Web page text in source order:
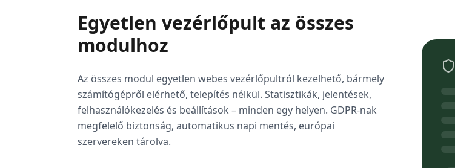
Egyetlen vezérlőpult az összes
modulhoz
Az összes modul egyetlen webes vezérlőpultról kezelhető, bármely
számítógépről elérhető, telepítés nélkül. Statisztikák, jelentések,
felhasználókezelés és beállítások – minden egy helyen. GDPR-nak
megfelelő biztonság, automatikus napi mentés, európai
szervereken tárolva.